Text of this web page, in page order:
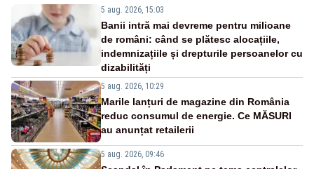
5 aug. 2026, 15:03
Banii intră mai devreme pentru milioane
de români: când se plătesc alocațiile,
indemnizațiile și drepturile persoanelor cu
dizabilități
5 aug. 2026, 10:29
Marile lanțuri de magazine din România
reduc consumul de energie. Ce MĂSURI
au anunțat retailerii
5 aug. 2026, 09:46